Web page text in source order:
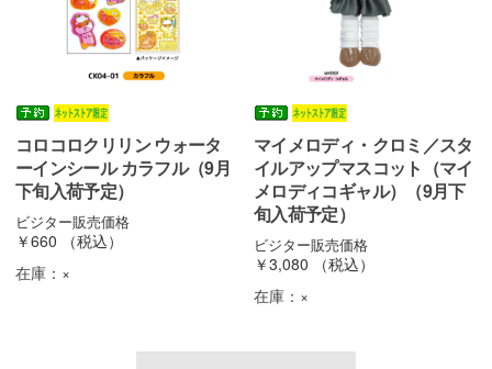
コロコロクリリン ウォータ
ーインシール カラフル（9月
下旬入荷予定）
ビジター販売価格
￥660
（税込）
在庫： ×
マイメロディ・クロミ／スタ
イルアップマスコット（マイ
メロディコギャル）（9月下
旬入荷予定）
ビジター販売価格
￥3,080
（税込）
在庫： ×